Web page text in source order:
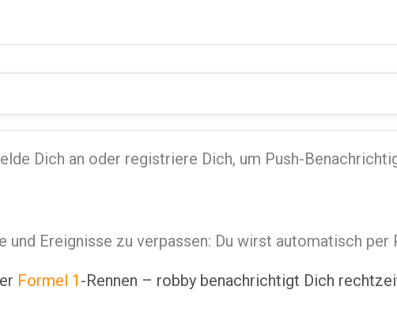
Dich an oder registriere Dich, um Push-
und Ereignisse zu verpassen: Du wirst automatisch
Formel 1 -Rennen – robby benachrichtigt Dich